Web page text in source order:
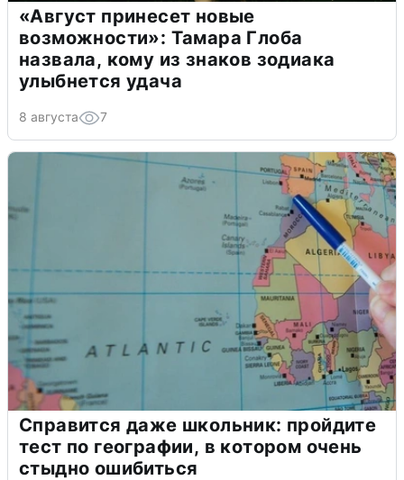
«Август принесет новые
возможности»: Тамара Глоба
назвала, кому из знаков зодиака
улыбнется удача
8 августа 7
Справится даже школьник: пройдите
тест по географии, в котором очень
стыдно ошибиться